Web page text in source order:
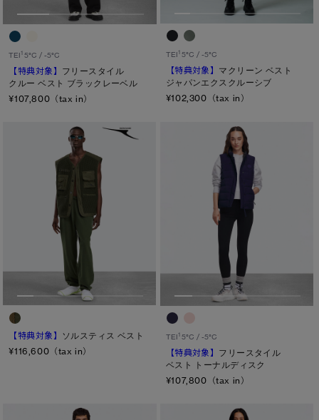
TEI1 5°C / -5°C
【特典対象】 フリースタイル
クルー ベスト ブラックレーベル
¥107,800（tax in）
TEI15°C / -5°C
【特典対象】 マクリーン ベスト
ジャパンエクスクルーシブ
¥102,300（tax in）
【特典対象】 ソルスティス ベスト
¥116,600（tax in）
TEI15°C / -5°C
【特典対象】 フリースタイル
ベスト トーナルディスク
¥107,800（tax in）